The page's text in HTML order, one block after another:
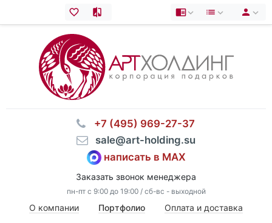
⠀+7 (495) 969-27-37
⠀sale@art-holding.su
написать в MAX
Заказать звонок менеджера
пн-пт с 9:00 до 19:00 / сб-вс - выходной
О компании Портфолио Оплата и доставка